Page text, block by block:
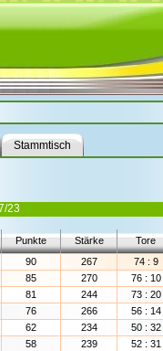
Stammtisch
23
Punkte Stärke
Tore
90 267
74 : 9
85 270
76 : 10
81 244
73 : 20
76 266
56 : 14
62 234
50 : 32
58 239
52 : 31